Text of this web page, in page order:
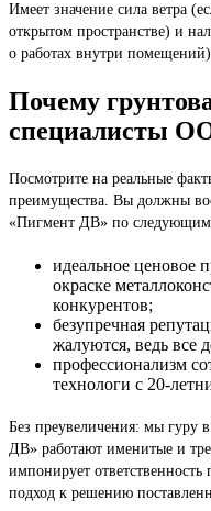
Имеет значение сила ветра
открытом пространстве) и
о работах внутри
Почему
специалисты
Посмотрите на реальные
преимущества. Вы должны
«Пигмент ДВ» по
идеальное ценовое
окраске
конкурентов;
безупречная
жалуются, ведь все
профессионализм
технологи с 20-
Без преувеличения: мы
ДВ» работают именитые и
импонирует
подход к решению